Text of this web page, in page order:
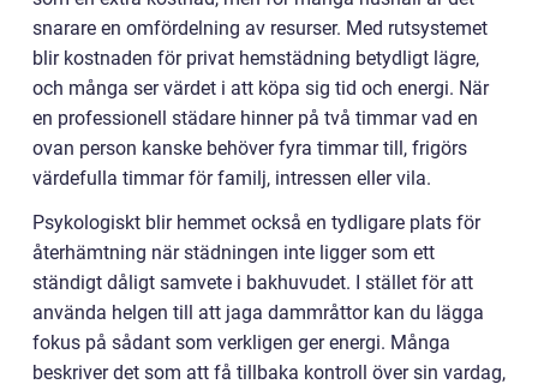
snarare en omfördelning av resurser. Med rutsystemet
blir kostnaden för privat hemstädning betydligt lägre,
och många ser värdet i att köpa sig tid och energi. När
en professionell städare hinner på två timmar vad en
ovan person kanske behöver fyra timmar till, frigörs
värdefulla timmar för familj, intressen eller vila.
Psykologiskt blir hemmet också en tydligare plats för
återhämtning när städningen inte ligger som ett
ständigt dåligt samvete i bakhuvudet. I stället för att
använda helgen till att jaga dammråttor kan du lägga
fokus på sådant som verkligen ger energi. Många
beskriver det som att få tillbaka kontroll över sin vardag,